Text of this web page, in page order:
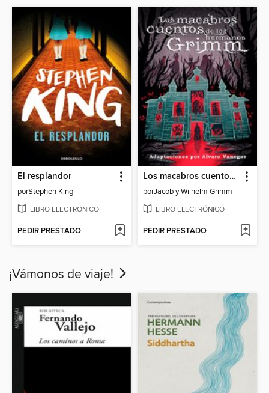
El resplandor
porStephen King
LIBRO ELECTRÓNICO
PEDIR PRESTADO
Los macabros cuentos de los hermanos Grimm
porJacob y Wilhelm Grimm
LIBRO ELECTRÓNICO
PEDIR PRESTADO
¡Vámonos de viaje!